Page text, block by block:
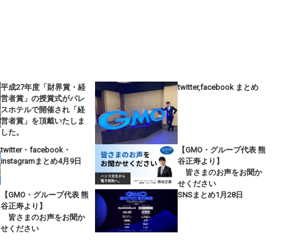
平成27年度「財界賞・経
営者賞」の授賞式がパレ
スホテルで開催され「経
営者賞」を頂戴いたしま
した。
twitter,facebook まとめ
twitter・facebook・
instagramまとめ4月9日
【GMO・グループ代表 熊
谷正寿より】
皆さまのお声をお聞か
せください
【GMO・グループ代表 熊
谷正寿より】
皆さまのお声をお聞か
せください
SNSまとめ1月28日